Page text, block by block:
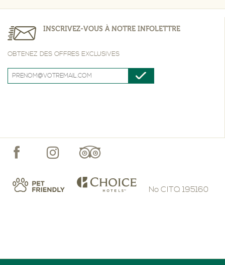
INSCRIVEZ-VOUS À NOTRE INFOLETTRE
OBTENEZ DES OFFRES EXCLUSIVES
No CITQ 195160